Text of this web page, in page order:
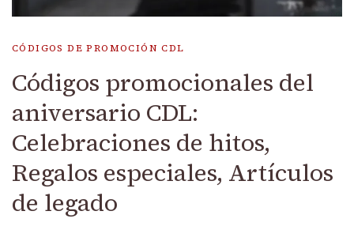
CÓDIGOS DE PROMOCIÓN CDL
Códigos promocionales del
aniversario CDL:
Celebraciones de hitos,
Regalos especiales, Artículos
de legado